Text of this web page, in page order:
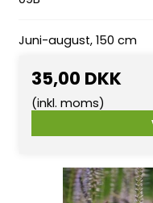
Juni-august, 150 cm
35,00 DKK
(inkl. moms)